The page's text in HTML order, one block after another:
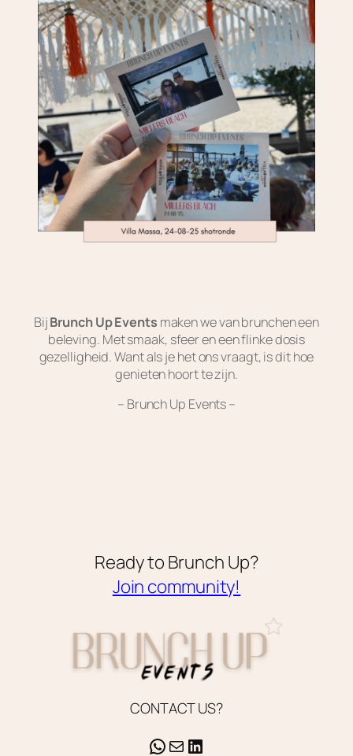
BijBrunch Up Events maken we van brunchen een
beleving. Met smaak, sfeer en een flinke dosis
gezelligheid. Want als je het ons vraagt, is dit hoe
genieten hoort te zijn.
– Brunch Up Events –
Ready to Brunch Up?
Join community!
CONTACT US?
WhatsApp
E-mailLinkedIn